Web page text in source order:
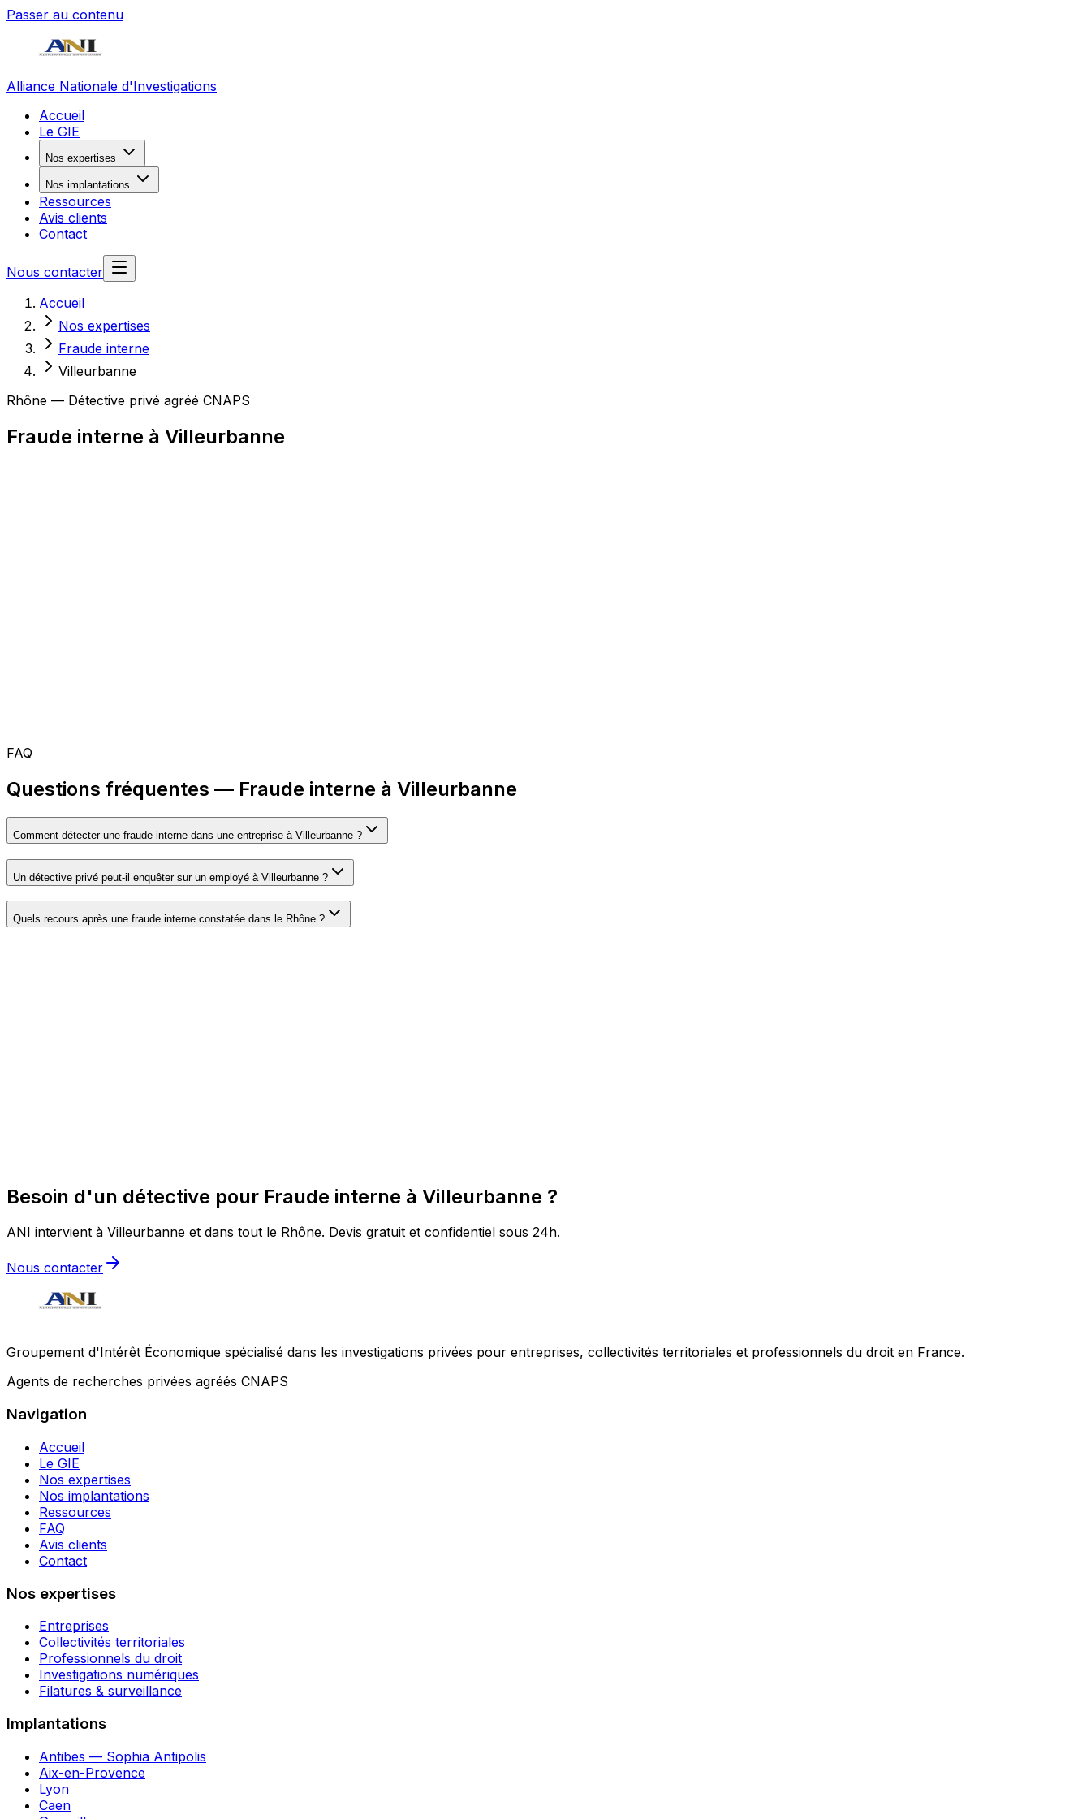
Passer au contenu
Alliance Nationale d'Investigations
Accueil
Le GIE
Nos expertises
Nos implantations
Ressources
Avis clients
Contact
Nous contacter
Accueil
Nos expertises
Fraude interne
Villeurbanne
Rhône — Détective privé agréé CNAPS
Fraude interne à Villeurbanne
FAQ
Questions fréquentes — Fraude interne à Villeurbanne
Comment détecter une fraude interne dans une entreprise à Villeurbanne ?
Un détective privé peut-il enquêter sur un employé à Villeurbanne ?
Quels recours après une fraude interne constatée dans le Rhône ?
Besoin d'un détective pour Fraude interne à Villeurbanne ?
ANI intervient à Villeurbanne et dans tout le Rhône. Devis gratuit et confidentiel sous 24h.
Nous contacter
Groupement d'Intérêt Économique spécialisé dans les investigations privées pour entreprises, collectivités territoriales et professionnels du droit en France.
Agents de recherches privées agréés CNAPS
Navigation
Accueil
Le GIE
Nos expertises
Nos implantations
Ressources
FAQ
Avis clients
Contact
Nos expertises
Entreprises
Collectivités territoriales
Professionnels du droit
Investigations numériques
Filatures & surveillance
Implantations
Antibes — Sophia Antipolis
Aix-en-Provence
Lyon
Caen